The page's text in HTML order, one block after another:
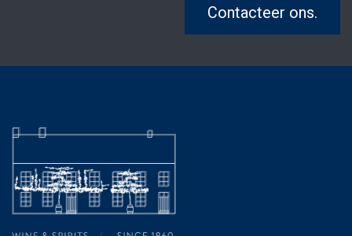
Contacteer ons.